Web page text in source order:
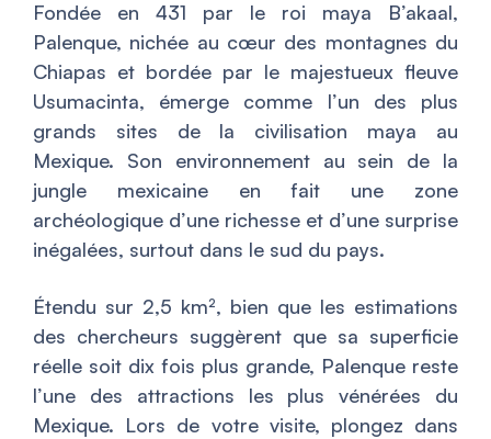
Fondée en 431 par le roi maya B’akaal,
Palenque, nichée au cœur des montagnes du
Chiapas et bordée par le majestueux fleuve
Usumacinta, émerge comme l’un des plus
grands sites de la civilisation maya au
Mexique. Son environnement au sein de la
jungle mexicaine en fait une zone
archéologique d’une richesse et d’une surprise
inégalées, surtout dans le sud du pays.
Étendu sur 2,5 km², bien que les estimations
des chercheurs suggèrent que sa superficie
réelle soit dix fois plus grande, Palenque reste
l’une des attractions les plus vénérées du
Mexique. Lors de votre visite, plongez dans